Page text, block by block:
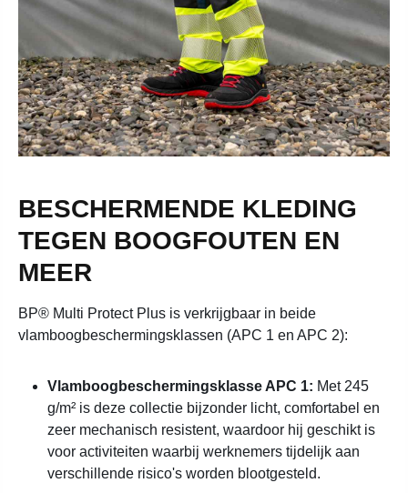
BESCHERMENDE KLEDING
TEGEN BOOGFOUTEN EN
MEER
BP® Multi Protect Plus is verkrijgbaar in beide
vlamboogbeschermingsklassen (APC 1 en APC 2):
Vlamboogbeschermingsklasse APC 1: Met 245
g/m² is deze collectie bijzonder licht, comfortabel en
zeer mechanisch resistent, waardoor hij geschikt is
voor activiteiten waarbij werknemers tijdelijk aan
verschillende risico's worden blootgesteld.